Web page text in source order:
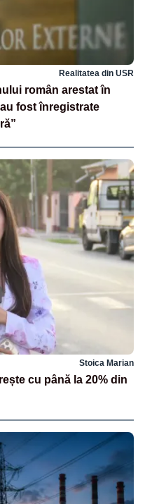
Realitatea din USR
român arestat în
fost înregistrate
Stoica Marian
cu până la 20% din